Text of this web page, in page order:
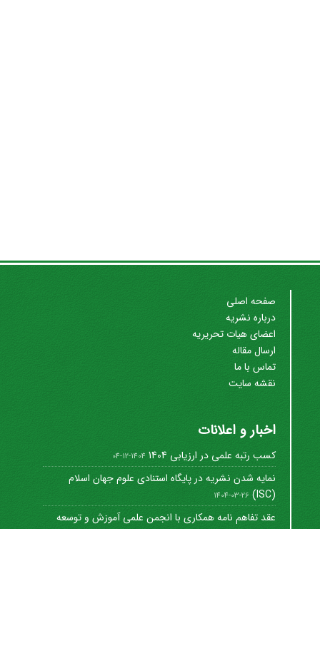
صفحه اصلی
درباره نشریه
اعضای هیات تحریریه
ارسال مقاله
تماس با ما
نقشه سایت
اخبار و اعلانات
کسب رتبه علمی در ارزیابی 1404 1404-12-04
نمایه شدن نشریه در پایگاه استنادی علوم جهان اسلام
(ISC)
1404-03-26
عقد تفاهم نامه همکاری با انجمن علمی آموزش و توسعه
منابع ...